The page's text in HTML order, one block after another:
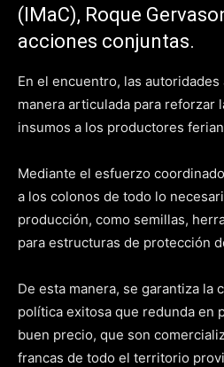
(IMaC), Roque
acciones conjuntas.
En el encuentro, las
manera articulada para reforzar
insumos a los productores
Mediante el esfuerzo
a los colonos de todo lo
producción, como semillas,
para estructuras de protección
De esta manera, se garantiza la
política exitosa que redunda en
buen precio, que son
francas de todo el territorio